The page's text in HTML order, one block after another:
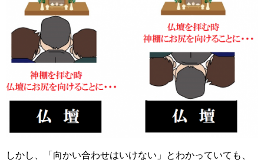
しかし、「向かい合わせはいけない」とわかっていても、